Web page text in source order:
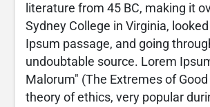
literature from 45 BC, making it
Sydney College in Virginia,
Ipsum passage, and going
undoubtable source. Lorem
Malorum" (The Extremes of
theory of ethics, very popular